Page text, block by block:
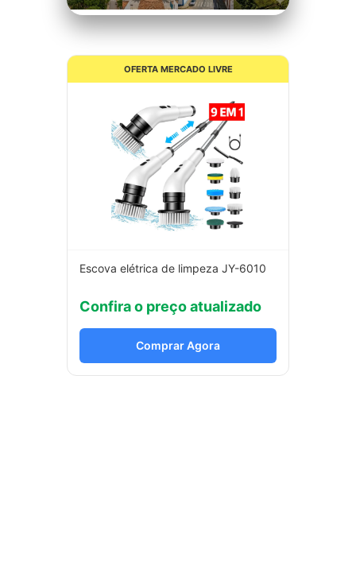
OFERTA MERCADO LIVRE
Escova elétrica de limpeza JY-6010
Confira o preço atualizado
Comprar Agora